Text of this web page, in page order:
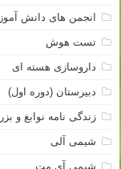
انجمن های دانش
تست هوش
داروسازی هسته ای
دبیرستان (دوره اول)
زندگی نامه نوابغ و
شیمی آلی
شیمی آی مت